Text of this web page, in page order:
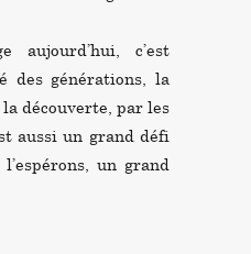
aujourd’hui, c’est
des générations, la
découverte, par les
aussi un grand défi
un grand